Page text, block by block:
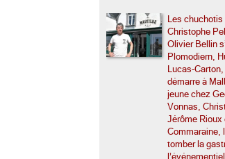
Les chuchotis
Christophe
Olivier Bellin
Plomodiern,
Lucas-
démarre à
jeune chez
Vonnas,
Jérôme Rioux
Commaraine,
tomber la